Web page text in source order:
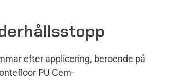
efter applicering, beroende på
PU Cem-